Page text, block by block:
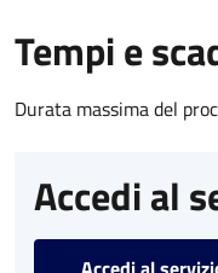
Tempi e
Durata massima del
Accedi al